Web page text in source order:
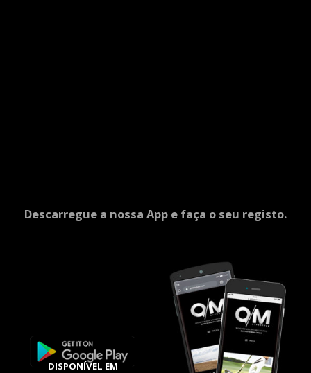
Descarregue a nossa App e faça o seu registo.
DISPONÍVEL EM